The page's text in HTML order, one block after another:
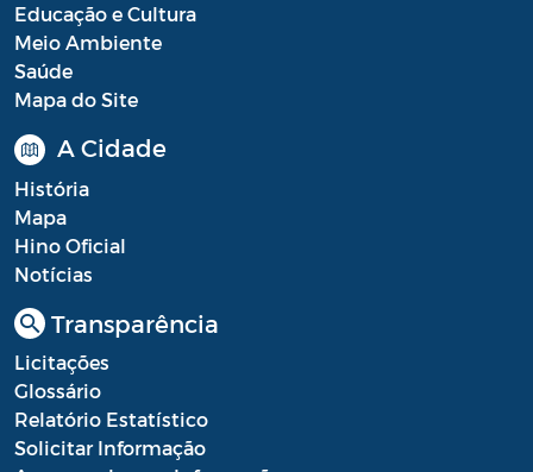
Educação e Cultura
Meio Ambiente
Saúde
Mapa do Site
A Cidade
História
Mapa
Hino Oficial
Notícias
Transparência
Licitações
Glossário
Relatório Estatístico
Solicitar Informação